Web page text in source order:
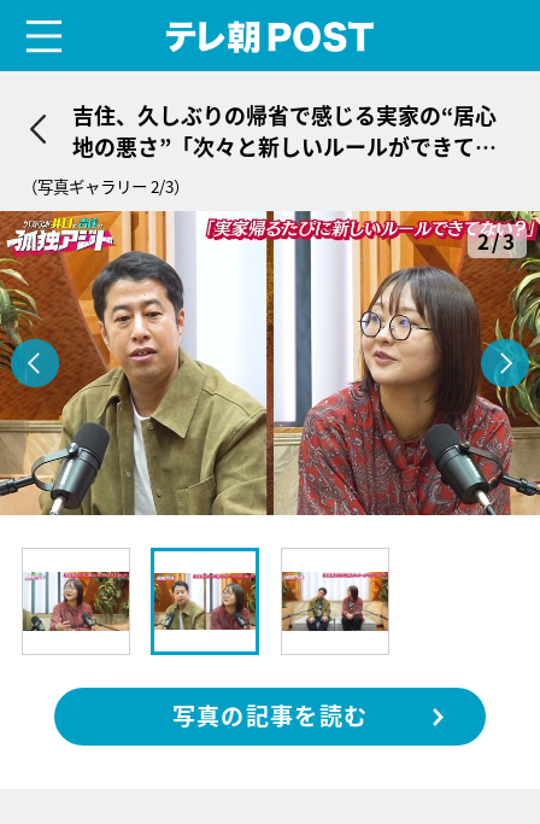
吉住、久しぶりの帰省で感じる実家の“居心
地の悪さ”「次々と新しいルールができてい
て…」
（写真ギャラリー 2/3）
2/3
写真の記事を読む